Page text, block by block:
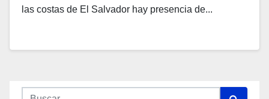
las costas de El Salvador hay presencia de...